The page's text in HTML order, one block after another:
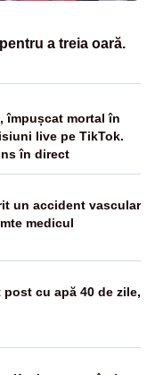
a treia oară.
împușcat mortal în
live pe TikTok.
în direct
un accident vascular
medicul
cu apă 40 de zile,